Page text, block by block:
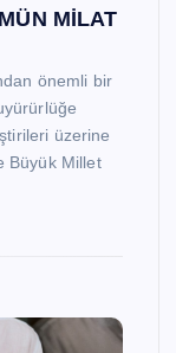
MİLAT
önemli bir
üzerine
Büyük Millet